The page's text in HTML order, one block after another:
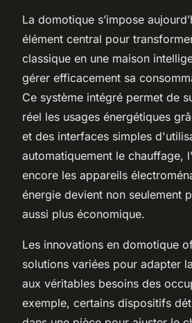
La domotique s’impose
élément central pour
classique en une maison
gérer efficacement sa
Ce système intégré permet de
réel les usages énergétiques
et des interfaces simples
automatiquement le chauffage,
encore les appareils
énergie devient non seulement
aussi plus économique.
Les innovations en domotique
solutions variées pour adapter
aux véritables besoins des
exemple, certains dispositifs